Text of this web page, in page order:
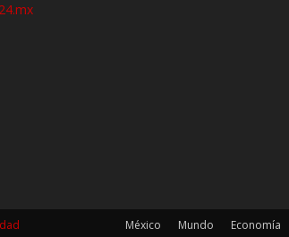
México Mundo Economía